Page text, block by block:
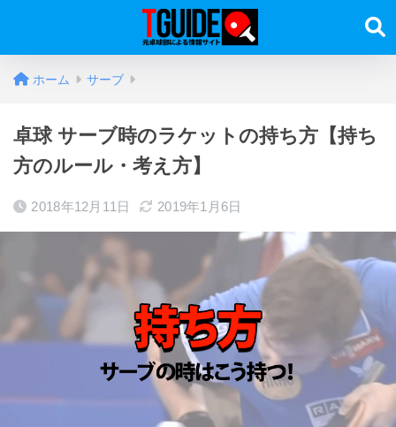
ホーム サーブ
卓球 サーブ時のラケットの持ち方【持ち
方のルール・考え方】
2018年12月11日 2019年1月6日